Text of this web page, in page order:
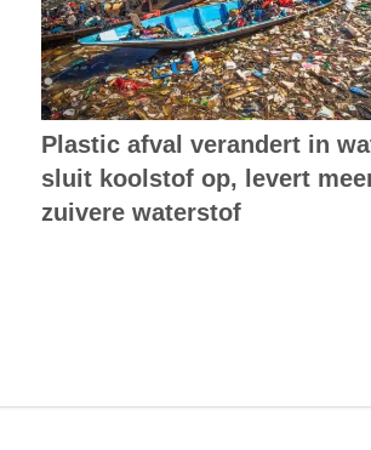
Plastic afval verandert in
sluit koolstof op, levert
zuivere waterstof